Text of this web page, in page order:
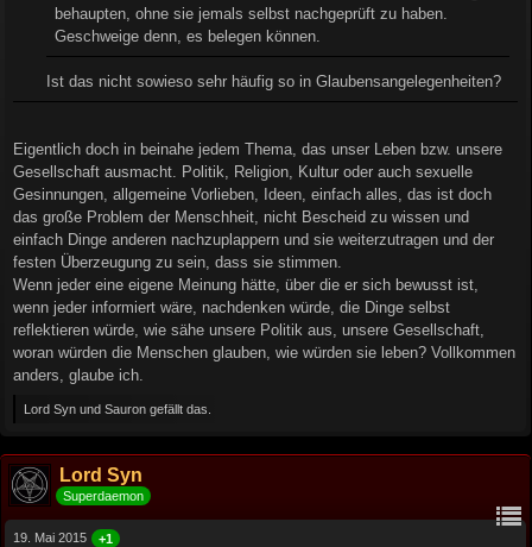
behaupten, ohne sie jemals selbst nachgeprüft zu haben.
Geschweige denn, es belegen können.
Ist das nicht sowieso sehr häufig so in Glaubensangelegenheiten?
Eigentlich doch in beinahe jedem Thema, das unser Leben bzw. unsere
Gesellschaft ausmacht. Politik, Religion, Kultur oder auch sexuelle
Gesinnungen, allgemeine Vorlieben, Ideen, einfach alles, das ist doch
das große Problem der Menschheit, nicht Bescheid zu wissen und
einfach Dinge anderen nachzuplappern und sie weiterzutragen und der
festen Überzeugung zu sein, dass sie stimmen.
Wenn jeder eine eigene Meinung hätte, über die er sich bewusst ist,
wenn jeder informiert wäre, nachdenken würde, die Dinge selbst
reflektieren würde, wie sähe unsere Politik aus, unsere Gesellschaft,
woran würden die Menschen glauben, wie würden sie leben? Vollkommen
anders, glaube ich.
Lord Syn und Sauron gefällt das.
Lord Syn
Superdaemon
19. Mai 2015 +1